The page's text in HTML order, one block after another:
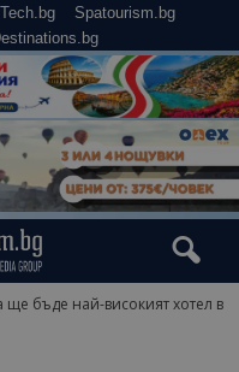
Spatourism.bg
ще бъде най-високият хотел в